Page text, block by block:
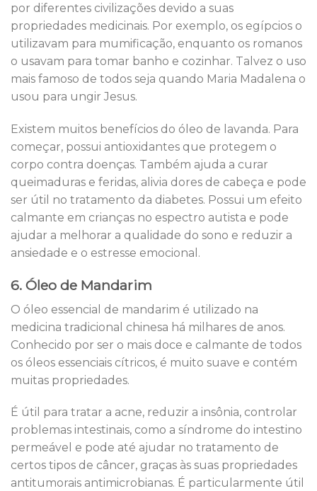
por diferentes civilizações devido a suas
propriedades medicinais. Por exemplo, os egípcios o
utilizavam para mumificação, enquanto os romanos
o usavam para tomar banho e cozinhar. Talvez o uso
mais famoso de todos seja quando Maria Madalena o
usou para ungir Jesus.
Existem muitos benefícios do óleo de lavanda. Para
começar, possui antioxidantes que protegem o
corpo contra doenças. Também ajuda a curar
queimaduras e feridas, alivia dores de cabeça e pode
ser útil no tratamento da diabetes. Possui um efeito
calmante em crianças no espectro autista e pode
ajudar a melhorar a qualidade do sono e reduzir a
ansiedade e o estresse emocional.
6. Óleo de Mandarim
O óleo essencial de mandarim é utilizado na
medicina tradicional chinesa há milhares de anos.
Conhecido por ser o mais doce e calmante de todos
os óleos essenciais cítricos, é muito suave e contém
muitas propriedades.
É útil para tratar a acne, reduzir a insônia, controlar
problemas intestinais, como a síndrome do intestino
permeável e pode até ajudar no tratamento de
certos tipos de câncer, graças às suas propriedades
antitumorais antimicrobianas. É particularmente útil